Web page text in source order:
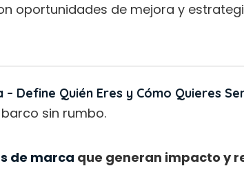
oportunidades de mejora y
Define Quién Eres y Cómo Quieres
sin rumbo.
de marca que generan impacto y